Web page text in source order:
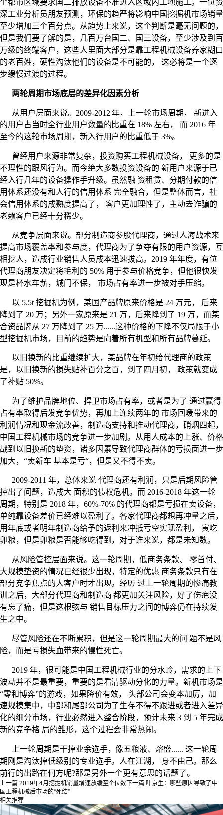
个都市区域要求国二排放设备不准进入区域内工地施工。一位资
深工业分析员朋友预测，环保的趋严将影响中国挖掘机市场销量
至少增加三个百分点。从趋势上来说，这个判断是毫无问题的，
但是我们要了解的是，几百万台国二、国三设备，至少涉及到百
万级的终端客户，这些人里面大部分是靠工程机械设备养家糊口
的老百姓，硬性淘汰他们的设备是不可能的， 这必将是一个逐
步缓慢过渡的过程。
两轮周期市场底层的差异化因素分析
从用户层面来说。2009-2012 年，上一轮市场周期， 新进入
的用户占当时全行业用户数量的比重在 18% 左右， 而 2016 年
至今的这轮市场周期，新入行用户的比重低于 3%。
曾经用户来源非常复杂，投资购买工程机械设备， 更多的是
不理性的跟风行为。而今绝大多数投资设备的 新用户来源于已
经入行几年的设备操作手升级。虽然融 资租赁、分期付款的信
用体系还没有和人行的信用体系 完全融合，但是整体而言，社
会信用体系的成熟度提高了， 客户更加理性了，主动去诈骗的
老赖客户已经十分稀少。
从竞争层面来说。部分制造商参股代理商，通过人海战术来
提高市场覆盖率和参与度，代理商为了争夺有限的用户资源，互
相挖人，造成行业销售人员成本迅速拔高。2019 年年度，有位
代理商朋友决定将毛利的 50% 用于参与价格竞争，但他很快发
现是杯水车薪，城门不保， 市场占有率进一步被对手压缩。
以 5.5t 挖掘机为例，某国产品牌原来价格是 24 万元， 后来
降到了 20 万；另外一家原来是 21 万，后来降到了 19 万，而某
合资品牌从 27 万降到了 25 万......这种价格的下降不仅局限于小
型挖掘机市场，目前的趋势是向着所有机型和所有品牌蔓延。
以旧换新的比重继续扩大，某品牌在年初给代理商的政策
是，以旧换新的损失贴补百分之百，到了四月初， 政策就变成
了补贴 50%。
为了维护品牌地位、捍卫市场占有率，或者是为了 通过赢得
占有率取得后发竞争优势，再加上连续两年的 市场回暖带来的
利润情况和现金流改善，制造商支持和推动代理商，硝烟四起，
中国工程机械市场的竞争进一步加剧。从用人成本的上涨、价格
战到以旧换新的垫资，诸多因素导致代理商群体的亏损面进一步
加大，“卖新车 基本是亏“，但是又不得不卖。
2009-2011 年，总体来说 代理商还有利润，只是后期风险管
控出了问题，造成大 面积的债权危机。而 2016-2018 年这一轮
周期，特别是 2018 年，60%-70% 的代理商都是亏损在卖设备，
单纯靠设备差价已经难以盈利了。各家代理商都想再冲量之后，
用年底或者明年制造商给予的返利来冲抵亏空实现盈利， 寅吃
卯粮，但是卯粮是否能够吃得到，对于谁来说，都是未知数。
从风险管控层面来说。这一轮周期，低商务条款、 零首付、
大规模垫资的情况已经很少出现，特定的优惠 商务条款只有在
部分竞争焦点的大客户时才出现。经历 过上一轮周期的惨痛教
训之后，大部分代理商和制造商 都更加关注风险，好了伤疤没
有忘了痛，但是这根弦与 销售目标压力之间的博弈仍在持续发
生之中。
尽管风险还在不断累积，但是这一轮周期最大的问 题不是风
险，而是亏损失血带来的慢性死亡。
2019 年，很可能是中国工程机械行业的分水岭，需求的上下
波动并不是最重要，重要的是看清驱动分化的力量。新机市场是
“零和博弈”的游戏，如果降价有效， 头部公司会变本加厉，加
速规模集中，中部和尾部公司为了生存不得不跟进或者进入差异
化的细分市场，行业必然进入整合阶段，预计未来 3 到 5 年完成
新的竞争格 局的雏形，这个过程会非常热闹。
上一轮周期是干掉业余选手，像五粮液、熔盛...... 这一轮周
期刚是淘汰掉低级别的专业选手。人在江湖， 身不由己。那么
前行的出路在何方呢?那是另外一个更有意思的话题了。
上一篇:2019年4月挖掘机销量增速放缓至个位数 下一篇:叶京生：哪些原因导致了中
国工程机械后市场的“死结”
相关推荐